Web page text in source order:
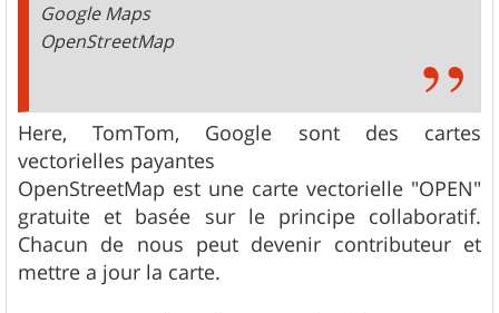
Google Maps
OpenStreetMap
Here, TomTom, Google sont des cartes
vectorielles payantes
OpenStreetMap est une carte vectorielle "OPEN"
gratuite et basée sur le principe collaboratif.
Chacun de nous peut devenir contributeur et
mettre a jour la carte.